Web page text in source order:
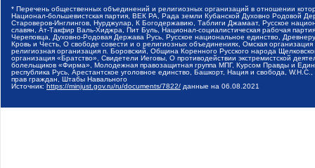
* Перечень общественных объединений и религиозных организаций в отношении
Национал-большевистская партия, ВЕК РА, Рада земли Кубанской Духовно Родовой
Староверов-Инглингов, Нурджулар, К Богодержавию, Таблиги Джамаат, Русское
славян, Ат-Такфир Валь-Хиджра, Пит Буль, Национал-социалистическая рабочая
Череповца, Духовно-Родовая Держава Русь, Русское национальное единство,
Кровь и Честь, О свободе совести и о религиозных объединениях, Омская
религиозная организация п. Боровский, Община Коренного Русского народа
организация «Братство», Свидетели Иеговы, О противодействии экстремистской
болельщиков «Фирма», Молодежная правозащитная группа МПГ, Курсом Правды и
республика Русь, Арестантское уголовное единство, Башкорт, Нация и свобода,
прав граждан, Штабы Навального
Источник: https://minjust.gov.ru/ru/documents/7822/ данные на 06.08.2021